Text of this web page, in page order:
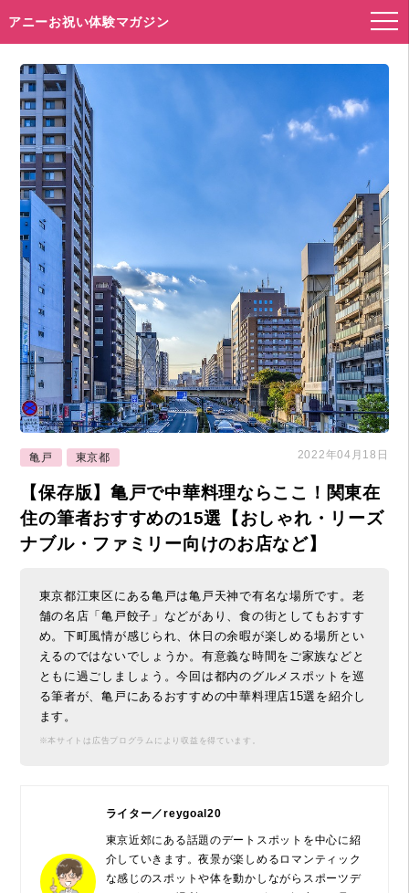
アニーお祝い体験マガジン
亀戸 東京都 2022年04月18日
【保存版】亀戸で中華料理ならここ！関東在
住の筆者おすすめの15選【おしゃれ・リーズ
ナブル・ファミリー向けのお店など】
東京都江東区にある亀戸は亀戸天神で有名な場所です。老
舗の名店「亀戸餃子」などがあり、食の街としてもおすす
め。下町風情が感じられ、休日の余暇が楽しめる場所とい
えるのではないでしょうか。有意義な時間をご家族などと
ともに過ごしましょう。今回は都内のグルメスポットを巡
る筆者が、亀戸にあるおすすめの中華料理店15選を紹介し
ます。
※本サイトは広告プログラムにより収益を得ています。
ライター／reygoal20
東京近郊にある話題のデートスポットを中心に紹
介していきます。夜景が楽しめるロマンティック
な感じのスポットや体を動かしながらスポーツデ